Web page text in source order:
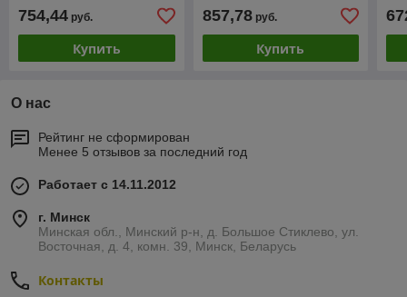
754,44 руб.
Купить
857,78руб.
Купить
О нас
Рейтинг не сформирован
Менее 5 отзывов за последний год
Работает с 14.11.2012
г. Минск
Минская обл., Минский р-н, д. Большое Стиклево, ул.
Восточная, д. 4, комн. 39, Минск, Беларусь
Контакты